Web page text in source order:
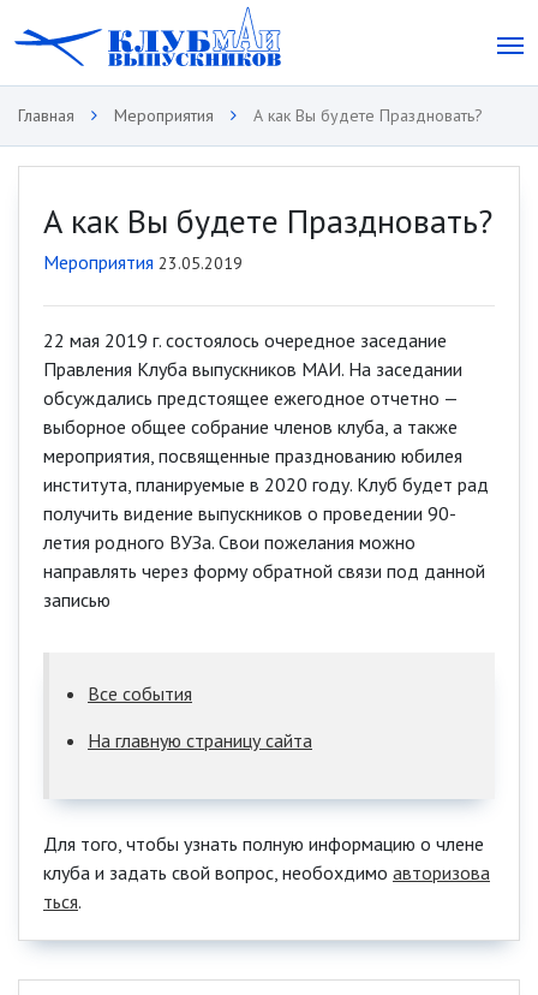
Главная Мероприятия А как Вы будете Праздновать?
А как Вы будете Праздновать?
Мероприятия 23.05.2019
22 мая 2019 г. состоялось очередное заседание
Правления Клуба выпускников МАИ. На заседании
обсуждались предстоящее ежегодное отчетно —
выборное общее собрание членов клуба, а также
мероприятия, посвященные празднованию юбилея
института, планируемые в 2020 году. Клуб будет рад
получить видение выпускников о проведении 90-
летия родного ВУЗа. Свои пожелания можно
направлять через форму обратной связи под данной
записью
Все события
На главную страницу сайта
Для того, чтобы узнать полную информацию о члене
клуба и задать свой вопрос, необохдимо авторизова
ться.